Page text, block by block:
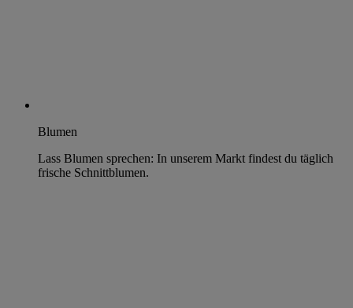
Blumen
Lass Blumen sprechen: In unserem Markt findest du täglich
frische Schnittblumen.